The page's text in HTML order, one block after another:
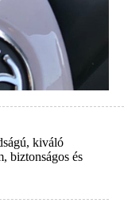
kiváló
biztonságos és